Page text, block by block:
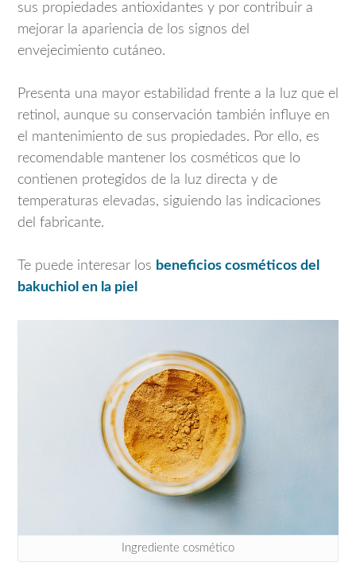
sus propiedades antioxidantes y por contribuir a
mejorar la apariencia de los signos del
envejecimiento cutáneo.
Presenta una mayor estabilidad frente a la luz que el
retinol, aunque su conservación también influye en
el mantenimiento de sus propiedades. Por ello, es
recomendable mantener los cosméticos que lo
contienen protegidos de la luz directa y de
temperaturas elevadas, siguiendo las indicaciones
del fabricante.
Te puede interesar los beneficios cosméticos del
bakuchiol en la piel
Ingrediente cosmético